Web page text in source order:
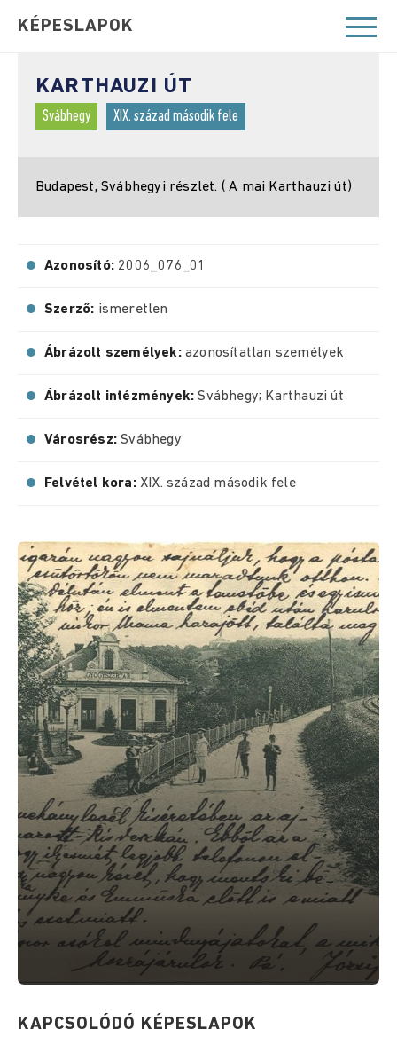
KÉPESLAPOK
KARTHAUZI ÚT
Svábhegy XIX. század második fele
Budapest, Svábhegyi részlet. ( A mai Karthauzi út)
Azonosító: 2006_076_01
Szerző: ismeretlen
Ábrázolt személyek: azonosítatlan személyek
Ábrázolt intézmények:Svábhegy; Karthauzi út
Városrész:Svábhegy
Felvétel kora: XIX. század második fele
KAPCSOLÓDÓ KÉPESLAPOK